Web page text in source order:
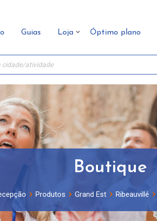
Guias Loja Óptimo plano
Boutique
Produtos Grand Est Ribeauvillé